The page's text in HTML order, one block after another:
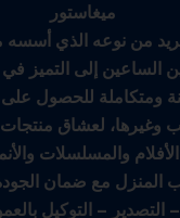
ميغاستور
من نوعه الذي
ومتكاملة للحصول
وغيرها، لعشاق
التصدير – التوكيل